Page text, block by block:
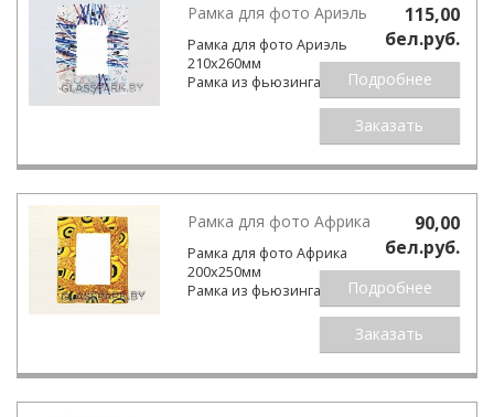
Рамка для фото Ариэль
Рамка для фото Ариэль
210х260мм
Рамка из фьюзинга.
115,00
бел.pуб.
Подробнее
Заказать
Рамка для фото Африка
Рамка для фото Африка
200х250мм
Рамка из фьюзинга.
90,00
бел.pуб.
Подробнее
Заказать